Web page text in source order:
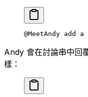
@MeetAndy
Andy 會在討論串中回
樣：